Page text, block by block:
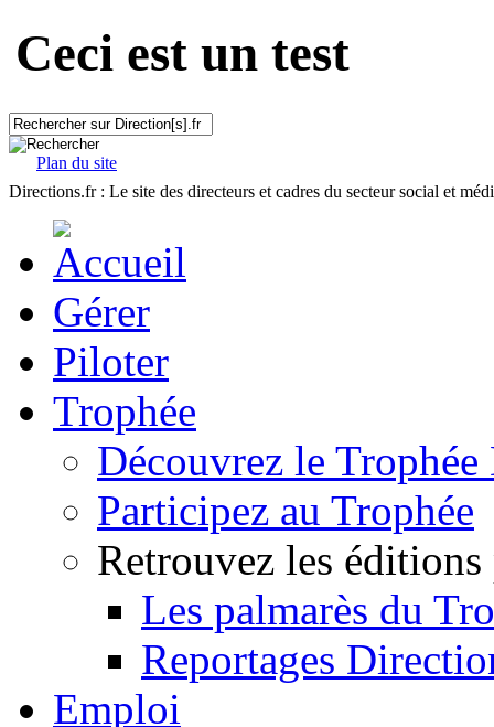
Ceci est un test
Plan du site
Directions.fr : Le site des directeurs et cadres du secteur social et
Gérer
Piloter
Trophée
Découvrez le
Participez au Trophée
Retrouvez les éditions
Les palmarès du
Reportages
Emploi